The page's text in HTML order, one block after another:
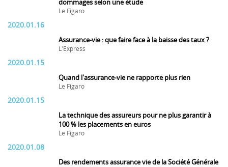
dommages selon une étude
Le Figaro
2020.01.16
Assurance-vie : que faire face à la baisse des taux ?
L'Express
2020.01.15
Quand l'assurance-vie ne rapporte plus rien
Le Figaro
2020.01.15
La technique des assureurs pour ne plus garantir à
100 % les placements en euros
Le Figaro
2020.01.08
Des rendements assurance vie de la Société Générale